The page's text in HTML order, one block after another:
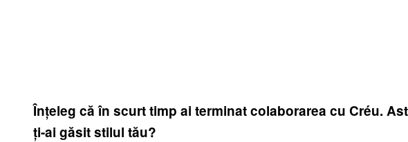
Înțeleg că în scurt timp ai terminat colaborarea cu Créu.
ți-ai găsit stilul tău?